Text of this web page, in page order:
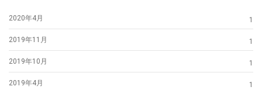
2020年4月 1
2019年11月 1
2019年10月 1
2019年4月 1